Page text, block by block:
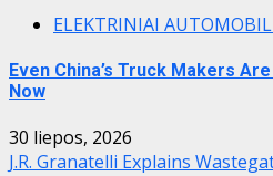
ELEKTRINIAI
Even China’s Truck Makers
Now
30 liepos, 2026
J.R. Granatelli Explains